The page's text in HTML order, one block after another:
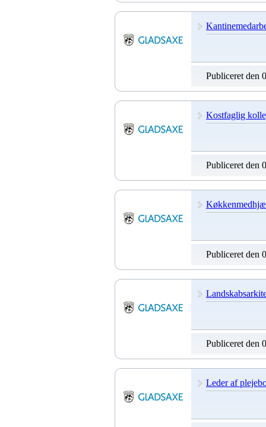
Publiceret den
Kostfaglig
Publiceret den
Publiceret den
Publiceret den
Leder af